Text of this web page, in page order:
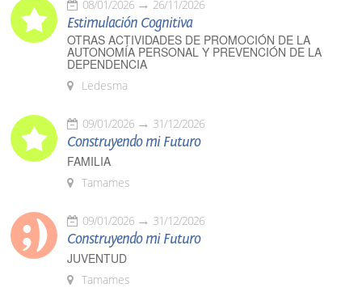
08/01/2026 26/11/2026
Estimulación Cognitiva
OTRAS ACTIVIDADES DE PROMOCIÓN DE LA
AUTONOMÍA PERSONAL Y PREVENCIÓN DE LA
DEPENDENCIA
Ledesma
09/01/2026 31/12/2026
Construyendo mi Futuro
FAMILIA
Tamames
09/01/2026 31/12/2026
Construyendo mi Futuro
JUVENTUD
Tamames